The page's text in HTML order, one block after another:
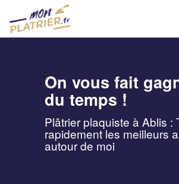
On vous fait
du temps !
Plâtrier plaquiste à Ablis :
rapidement les meilleurs
autour de moi